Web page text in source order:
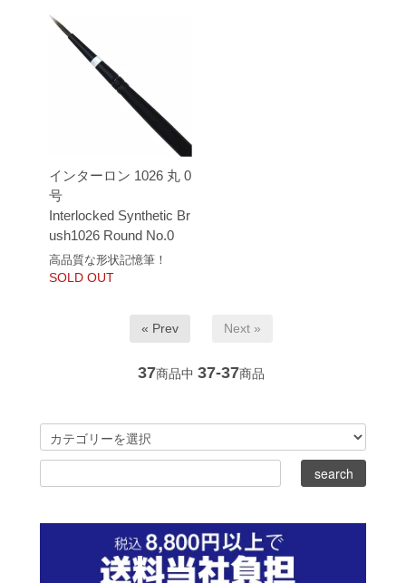
インターロン 1026 丸 0
号
Interlocked Synthetic Br
ush1026 Round No.0
高品質な形状記憶筆！
SOLD OUT
« Prev Next »
37商品中 37-37商品